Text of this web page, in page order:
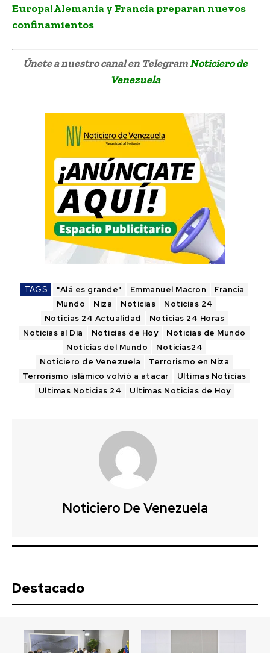
Europa! Alemania y Francia preparan nuevos
confinamientos
Únete a nuestro canal en TelegramNoticiero de
Venezuela
TAGS "Alá es grande" Emmanuel Macron
Francia
Mundo
Niza Noticias
Noticias 24
Noticias 24 Actualidad
Noticias 24 Horas
Noticias al Día
Noticias de Hoy
Noticias de Mundo
Noticias del Mundo
Noticias24
Noticiero de Venezuela
Terrorismo en Niza
Terrorismo islámico volvió a atacar
Ultimas Noticias
Ultimas Noticias 24
Ultimas Noticias de Hoy
Noticiero De Venezuela
Destacado